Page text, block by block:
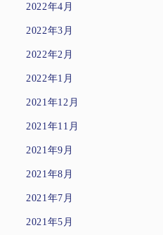
2022年4月
2022年3月
2022年2月
2022年1月
2021年12月
2021年11月
2021年9月
2021年8月
2021年7月
2021年5月